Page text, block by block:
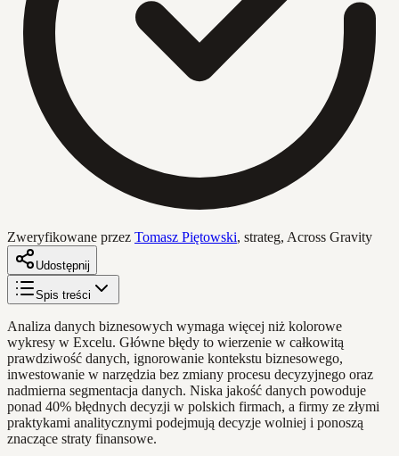
Zweryfikowane przez Tomasz Piętowski, strateg, Across Gravity
Udostępnij
Spis treści
Analiza danych biznesowych wymaga więcej niż kolorowe
wykresy w Excelu. Główne błędy to wierzenie w całkowitą
prawdziwość danych, ignorowanie kontekstu biznesowego,
inwestowanie w narzędzia bez zmiany procesu decyzyjnego oraz
nadmierna segmentacja danych. Niska jakość danych powoduje
ponad 40% błędnych decyzji w polskich firmach, a firmy ze złymi
praktykami analitycznymi podejmują decyzje wolniej i ponoszą
znaczące straty finansowe.